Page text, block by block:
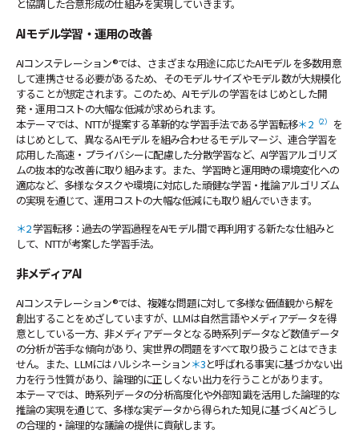
と協調した合意形成の仕組みを実現していきます。
AIモデル学習・運用の改善
AIコンステレーション®では、さまざまな用途に応じたAIモデルを多数用意
して連携させる必要があるため、そのモデルサイズやモデル数が大規模化
することが想定されます。このため、AIモデルの学習をはじめとした開
発・運用コストの大幅な低減が求められます。
本テーマでは、NTTが提案する革新的な学習手法である学習転移＊2 （2）
を
はじめとして、異なるAIモデルを組み合わせるモデルマージ、連合学習を
応用した高速・プライバシーに配慮した分散学習など、AI学習アルゴリズ
ムの抜本的な改善に取り組みます。また、学習時と運用時の環境変化への
適応など、多様なタスクや環境に対応した頑健な学習・推論アルゴリズム
の実現を通じて、運用コストの大幅な低減にも取り組んでいきます。
＊2学習転移：過去の学習過程をAIモデル間で再利用する新たな仕組みと
して、NTTが考案した学習手法。
非メディアAI
AIコンステレーション®では、複雑な問題に対して多様な価値観から解を
創出することをめざしていますが、LLMは自然言語やメディアデータを得
意としている一方、非メディアデータとなる時系列データなど数値データ
の分析が苦手な傾向があり、実世界の問題をすべて取り扱うことはできま
せん。また、LLMにはハルシネーション＊3と呼ばれる事実に基づかない出
力を行う性質があり、論理的に正しくない出力を行うことがあります。
本テーマでは、時系列データの分析高度化や外部知識を活用した論理的な
推論の実現を通じて、多様な実データから得られた知見に基づくAIどうし
の合理的・論理的な議論の提供に貢献します。